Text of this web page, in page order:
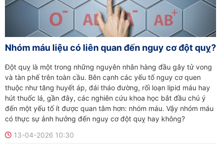
Nhóm máu liệu có liên quan đến nguy cơ đột quỵ?
Đột quỵ là một trong những nguyên nhân hàng đầu gây tử vong
và tàn phế trên toàn cầu. Bên cạnh các yếu tố nguy cơ quen
thuộc như tăng huyết áp, đái tháo đường, rối loạn lipid máu hay
hút thuốc lá, gần đây, các nghiên cứu khoa học bắt đầu chú ý
đến một yếu tố ít được quan tâm hơn: nhóm máu. Vậy nhóm máu
có thực sự ảnh hưởng đến nguy cơ đột quỵ hay không?
13-04-2026 10:30